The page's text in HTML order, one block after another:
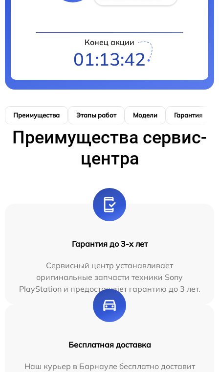
Конец акции
01:13:41
Преимущества Этапы работ Модели Гарантия
Преимущества сервис-
центра
Гарантия до 3-х лет
Сервисный центр устанавливает
оригинальные запчасти техники Sony
PlayStation и предоставляет гарантию до 3 лет.
Бесплатная доставка
Наш курьер в Барнауле бесплатно доставит